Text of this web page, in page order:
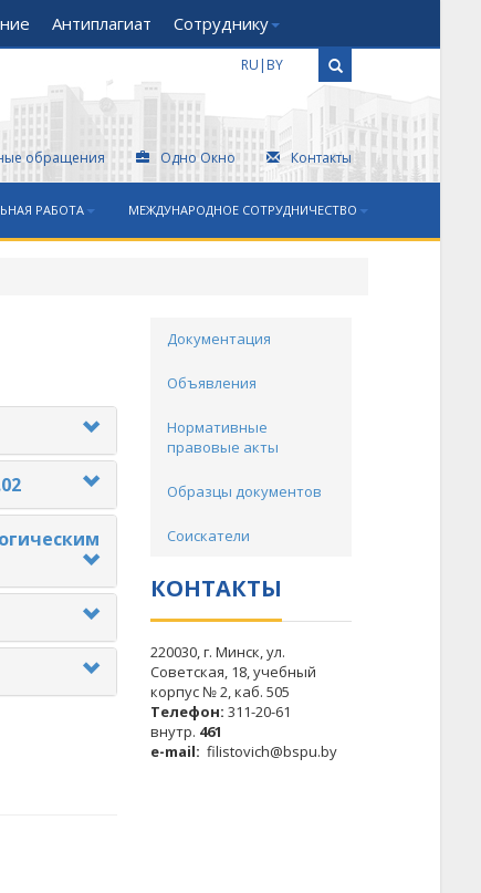
Антиплагиат Сотруднику
RU | BY
обращения Одно Окно Контакты
МЕЖДУНАРОДНОЕ СОТРУДНИЧЕСТВО
РАБОТА
Документация
Объявления
Нормативные
правовые акты
Образцы документов
Соискатели
КОНТАКТЫ
220030, г. Минск, ул.
Советская, 18, учебный
корпус № 2, каб. 505
Телефон: 311-20-61
внутр. 461
e-mail: filistovich@bspu.by